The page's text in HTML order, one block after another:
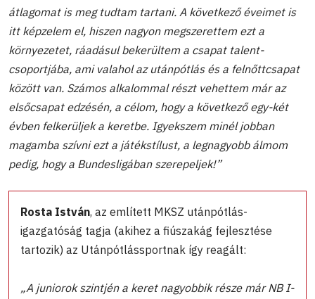
átlagomat is meg tudtam tartani. A következő éveimet is
itt képzelem el, hiszen nagyon megszerettem ezt a
környezetet, ráadásul bekerültem a csapat talent-
csoportjába, ami valahol az utánpótlás és a felnőttcsapat
között van. Számos alkalommal részt vehettem már az
elsőcsapat edzésén, a célom, hogy a következő egy-két
évben felkerüljek a keretbe. Igyekszem minél jobban
magamba szívni ezt a játékstílust, a legnagyobb álmom
pedig, hogy a Bundesligában szerepeljek!”
Rosta István, az említett MKSZ utánpótlás-
igazgatóság tagja (akihez a fiúszakág fejlesztése
tartozik) az Utánpótlássportnak így reagált:
„A juniorok szintjén a keret nagyobbik része már NB I-